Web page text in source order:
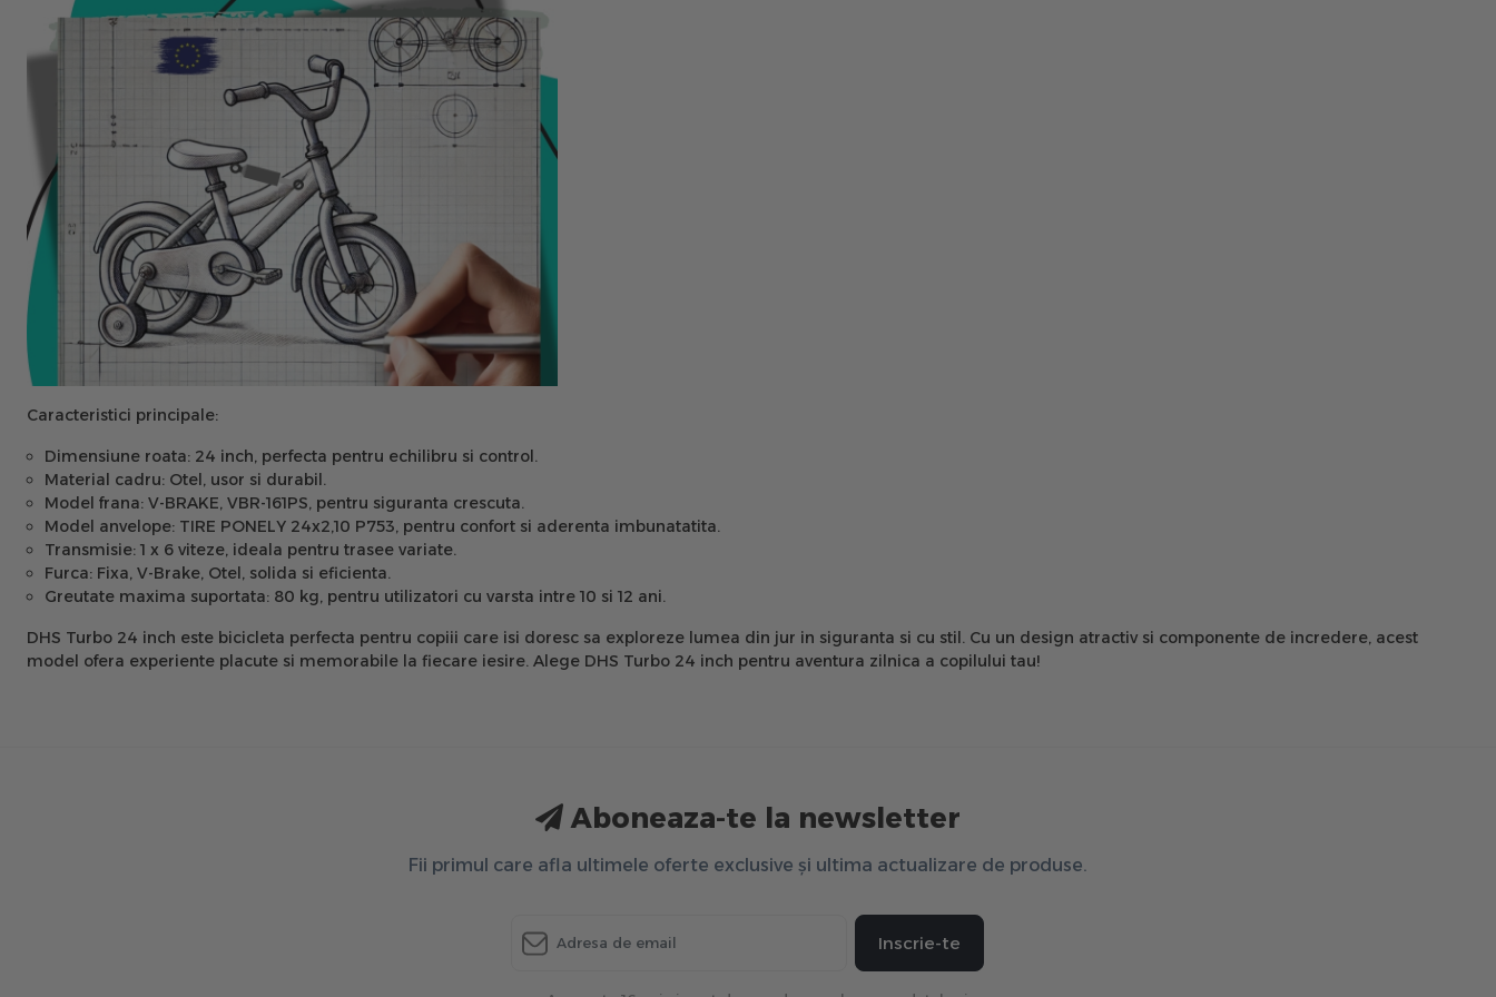
Caracteristici principale:
Dimensiune roata: 24 inch, perfecta pentru echilibru si control.
Material cadru: Otel, usor si durabil.
Model frana: V-BRAKE, VBR-161PS, pentru siguranta crescuta.
Model anvelope: TIRE PONELY 24x2,10 P753, pentru confort si aderenta imbunatatita.
Transmisie: 1 x 6 viteze, ideala pentru trasee variate.
Furca: Fixa, V-Brake, Otel, solida si eficienta.
Greutate maxima suportata: 80 kg, pentru utilizatori cu varsta intre 10 si 12 ani.
DHS Turbo 24 inch este bicicleta perfecta pentru copiii care isi doresc sa exploreze lumea din jur in siguranta si cu stil. Cu un design atractiv si componente de incredere, acest
model ofera experiente placute si memorabile la fiecare iesire. Alege DHS Turbo 24 inch pentru aventura zilnica a copilului tau!
Aboneaza-te la newsletter
Fii primul care afla ultimele oferte exclusive și ultima actualizare de produse.
Inscrie-te